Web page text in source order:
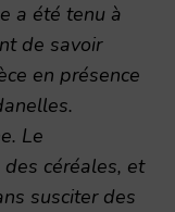
a été tenu à
de savoir
en présence
Le
céréales, et
susciter des